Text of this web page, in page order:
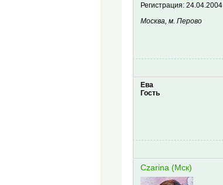
Регистрация:24.04.2004
Москва, м. Перово
Ева
Гость
Czarina (Мск)